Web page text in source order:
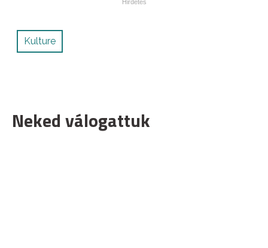
Kulture
Neked válogattuk